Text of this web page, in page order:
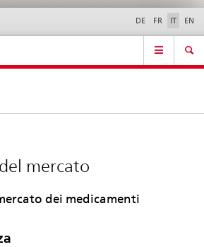
Contatto | Supporto &
aiuto
DE FR IT EN
mercato
dei medicamenti